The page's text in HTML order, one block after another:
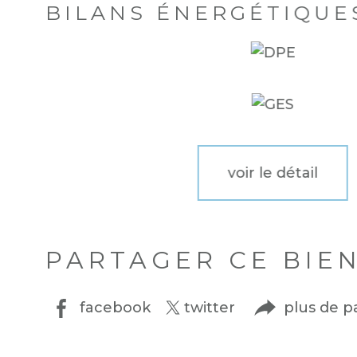
BILANS
voir le détail
PARTAGER CE BIEN
facebook twitter plus de